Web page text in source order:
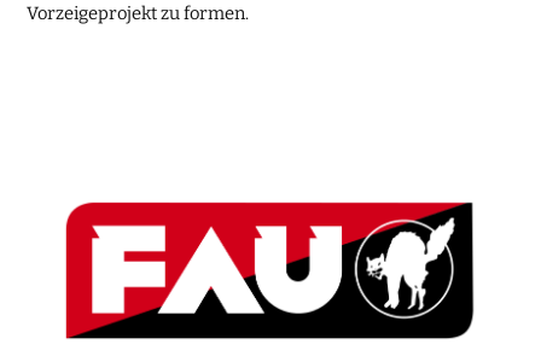
Vorzeigeprojekt zu formen.